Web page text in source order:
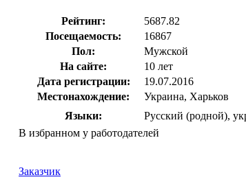
Рейтинг:
5687.82
Посещаемость:
16867
Пол:
Мужской
На сайте:
10 лет
Дата регистрации:
19.07.2016
Местонахождение:
Украина, Харьков
Языки:
Русский (родной),
В избранном у работодателей
Заказчик